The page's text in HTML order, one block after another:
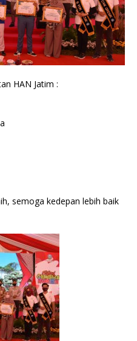
HAN Jatim :
semoga kedepan lebih baik